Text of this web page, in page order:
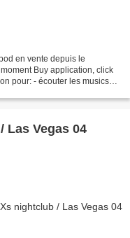
en vente depuis le
Buy application, click
pour: - écouter les musics
Las Vegas 04